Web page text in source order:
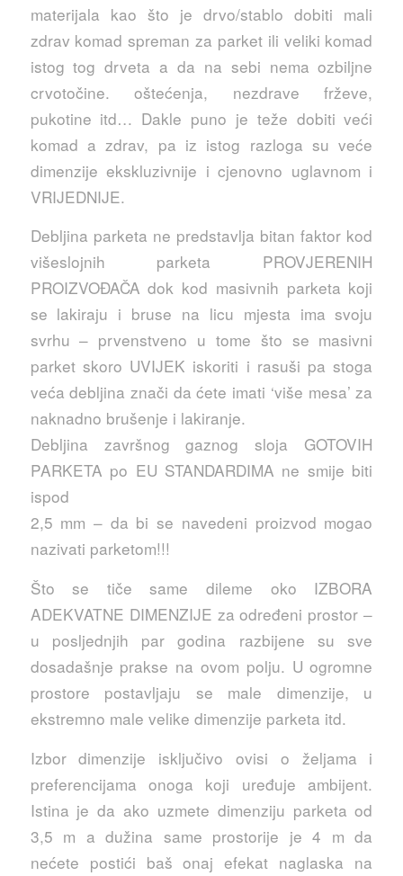
materijala kao što je drvo/stablo dobiti mali
zdrav komad spreman za parket ili veliki komad
istog tog drveta a da na sebi nema ozbiljne
crvotočine. oštećenja, nezdrave frževe,
pukotine itd… Dakle puno je teže dobiti veći
komad a zdrav, pa iz istog razloga su veće
dimenzije ekskluzivnije i cjenovno uglavnom i
VRIJEDNIJE.
Debljina parketa ne predstavlja bitan faktor kod
višeslojnih parketa PROVJERENIH
PROIZVOĐAČA dok kod masivnih parketa koji
se lakiraju i bruse na licu mjesta ima svoju
svrhu – prvenstveno u tome što se masivni
parket skoro UVIJEK iskoriti i rasuši pa stoga
veća debljina znači da ćete imati ‘više mesa’ za
naknadno brušenje i lakiranje.
Debljina završnog gaznog sloja GOTOVIH
PARKETA po EU STANDARDIMA ne smije biti
ispod
2,5 mm – da bi se navedeni proizvod mogao
nazivati parketom!!!
Što se tiče same dileme oko IZBORA
ADEKVATNE DIMENZIJE za određeni prostor –
u posljednjih par godina razbijene su sve
dosadašnje prakse na ovom polju. U ogromne
prostore postavljaju se male dimenzije, u
ekstremno male velike dimenzije parketa itd.
Izbor dimenzije isključivo ovisi o željama i
preferencijama onoga koji uređuje ambijent.
Istina je da ako uzmete dimenziju parketa od
3,5 m a dužina same prostorije je 4 m da
nećete postići baš onaj efekat naglaska na